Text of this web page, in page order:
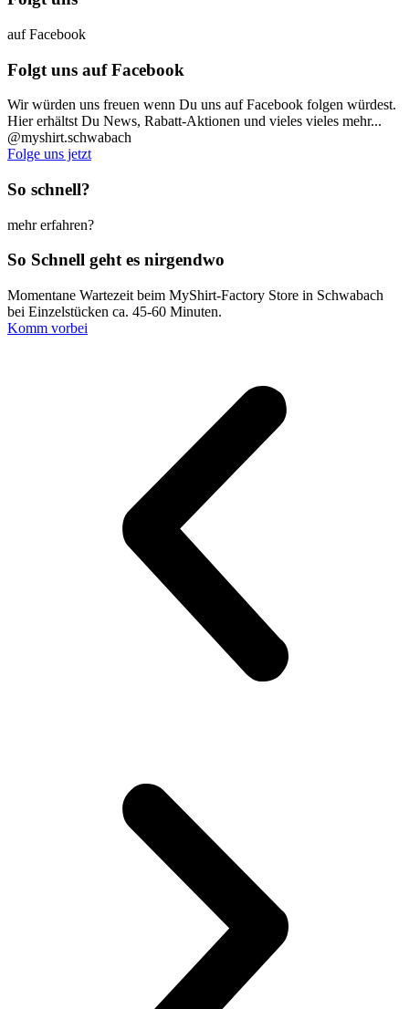
auf Facebook
Folgt uns auf Facebook
Wir würden uns freuen wenn Du uns auf Facebook folgen würdest.
Hier erhältst Du News, Rabatt-Aktionen und vieles vieles mehr...
@myshirt.schwabach
Folge uns jetzt
So schnell?
mehr erfahren?
So Schnell geht es nirgendwo
Momentane Wartezeit beim MyShirt-Factory Store in Schwabach
bei Einzelstücken ca. 45-60 Minuten.
Komm vorbei